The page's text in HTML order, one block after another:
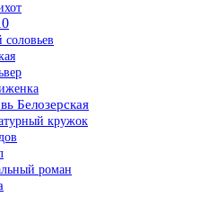
соловьев
Белозерская
кружок
роман